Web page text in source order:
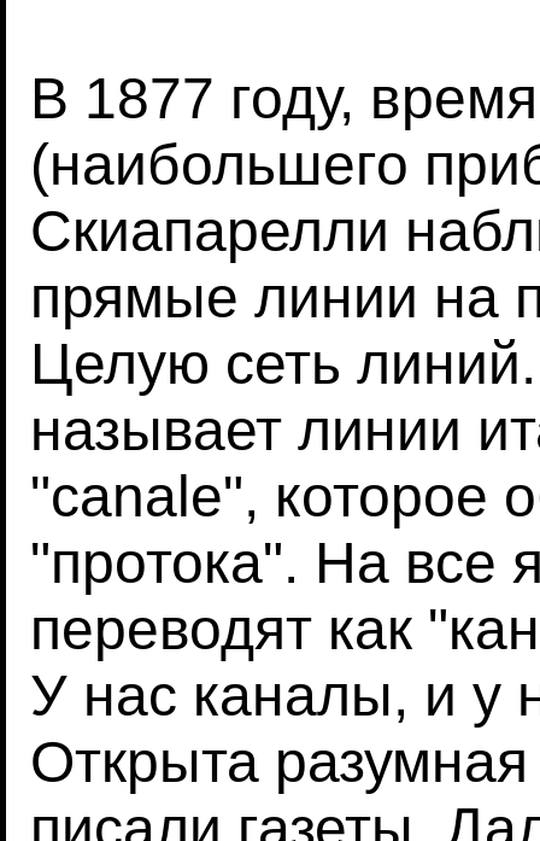
В 1877 году,
(наибольшего
Скиапарелли
прямые линии на
Целую сеть
называет линии
"canale", которое
"протока". На все
переводят как
У нас каналы, и у
Открыта